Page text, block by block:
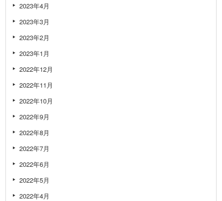
2023年4月
2023年3月
2023年2月
2023年1月
2022年12月
2022年11月
2022年10月
2022年9月
2022年8月
2022年7月
2022年6月
2022年5月
2022年4月